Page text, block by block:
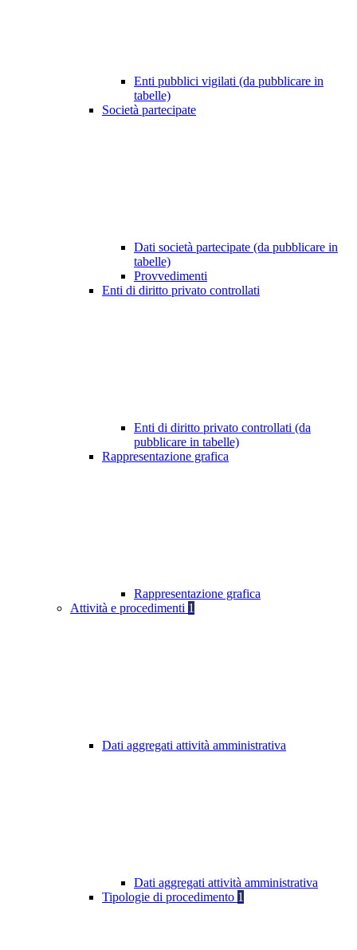
Enti pubblici vigilati (da pubblicare in
tabelle)
Società partecipate
Dati società partecipate (da pubblicare in
tabelle)
Provvedimenti
Enti di diritto privato controllati
Enti di diritto privato controllati (da
pubblicare in tabelle)
Rappresentazione grafica
Rappresentazione grafica
Attività e procedimenti 1
Dati aggregati attività amministrativa
Dati aggregati attività amministrativa
Tipologie di procedimento 1